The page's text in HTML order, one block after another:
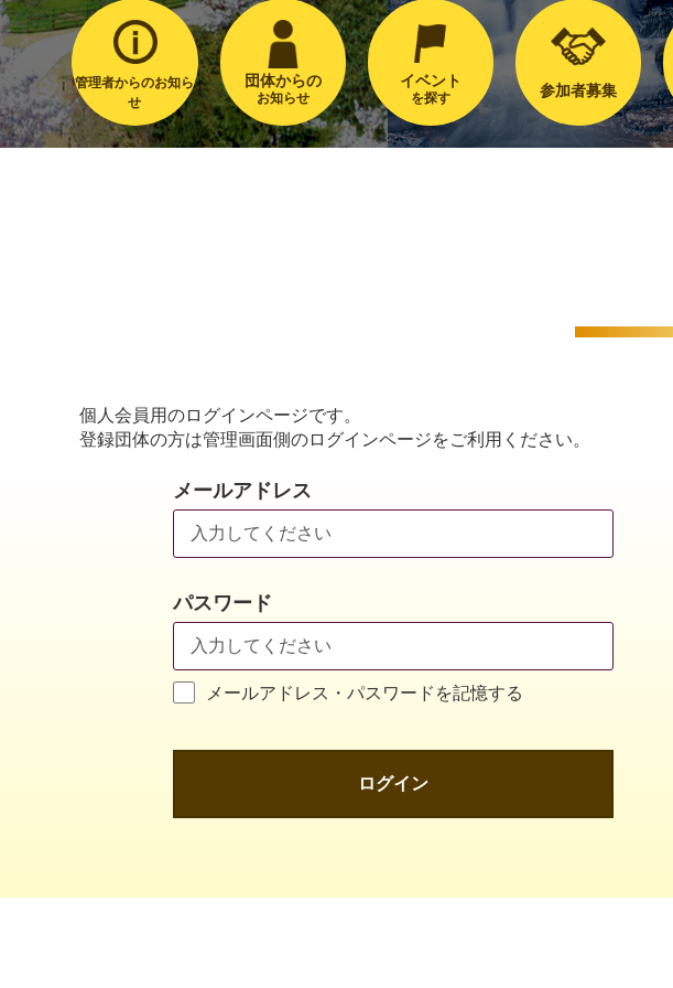
管理者からのお知ら
せ
団体からの
お知らせ
イベント
を探す 参加者募集
個人会員用のログインページです。
登録団体の方は管理画面側のログインページをご利用ください。
メールアドレス
パスワード
メールアドレス・パスワードを記憶する
ログイン